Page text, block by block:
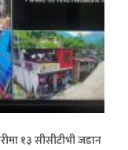
१३ सीसीटीभी जडान